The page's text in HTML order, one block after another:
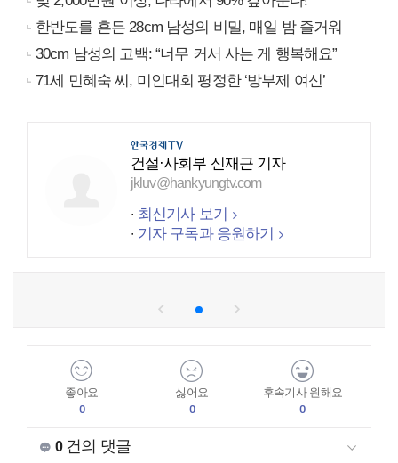
한반도를 흔든 28cm 남성의 비밀, 매일 밤 즐거워
30cm 남성의 고백: “너무 커서 사는 게 행복해요”
71세 민혜숙 씨, 미인대회 평정한 ‘방부제 여신’
건설·사회부 신재근 기자
jkluv@hankyungtv.com
최신기사 보기
기자 구독과 응원하기
좋아요
0
싫어요
0
후속기사 원해요
0
0건의 댓글